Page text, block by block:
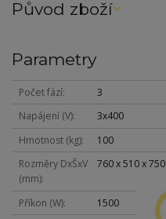
Původ zboží
Parametry
Počet fází
3
Napájení (V)
3x400
Hmotnost (kg)
100
Rozměry DxŠxV
(mm)
760 x 510 x 750
Příkon (W)
1500